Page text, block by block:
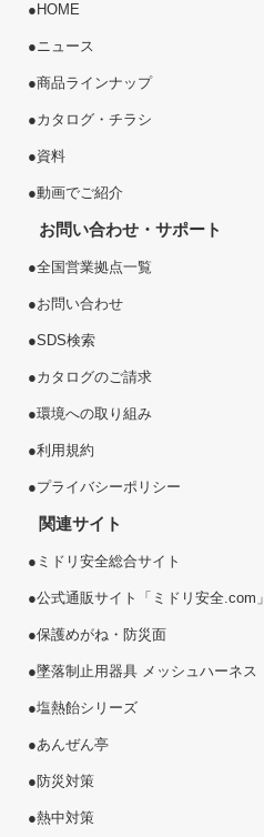
● HOME
●ニュース
●商品ラインナップ
●カタログ・チラシ
●資料
●動画でご紹介
お問い合わせ・サポート
●全国営業拠点一覧
●お問い合わせ
●SDS検索
●カタログのご請求
●環境への取り組み
●利用規約
●プライバシーポリシー
関連サイト
● ミドリ安全総合サイト
●公式通販サイト「ミドリ安全.com」
●保護めがね・防災面
●墜落制止用器具 メッシュハーネス
●塩熱飴シリーズ
●あんぜん亭
●防災対策
●熱中対策